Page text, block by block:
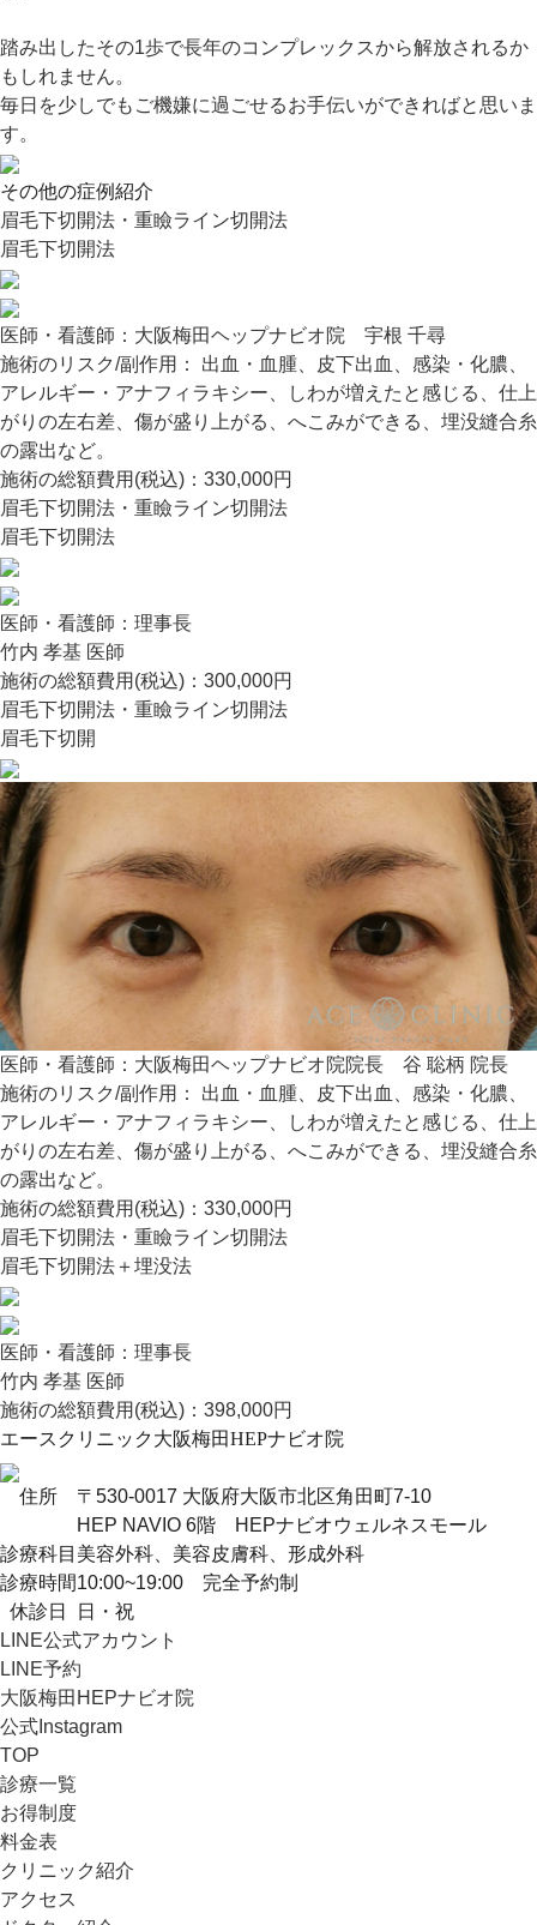
踏み出したその1歩で長年のコンプレックスから解放されるか
もしれません。
毎日を少しでもご機嫌に過ごせるお手伝いができればと思いま
す。
その他の症例紹介
眉毛下切開法・重瞼ライン切開法
眉毛下切開法
医師・看護師： 大阪梅田ヘップナビオ院 宇根 千尋
施術のリスク/副作用：
出血・血腫、皮下出血、感染・化膿、
アレルギー・アナフィラキシー、しわが増えたと感じる、仕上
がりの左右差、傷が盛り上がる、へこみができる、埋没縫合糸
の露出など。
施術の総額費用(税込)： 330,000円
眉毛下切開法・重瞼ライン切開法
眉毛下切開法
医師・看護師： 理事長
竹内 孝基 医師
施術の総額費用(税込)： 300,000円
眉毛下切開法・重瞼ライン切開法
眉毛下切開
医師・看護師： 大阪梅田ヘップナビオ院院長 谷 聡柄 院長
施術のリスク/副作用：
出血・血腫、皮下出血、感染・化膿、
アレルギー・アナフィラキシー、しわが増えたと感じる、仕上
がりの左右差、傷が盛り上がる、へこみができる、埋没縫合糸
の露出など。
施術の総額費用(税込)： 330,000円
眉毛下切開法・重瞼ライン切開法
眉毛下切開法＋埋没法
医師・看護師： 理事長
竹内 孝基 医師
施術の総額費用(税込)： 398,000円
エースクリニック大阪梅田HEPナビオ院
住所
〒530-0017 大阪府大阪市北区角田町7-10
HEP NAVIO 6階 HEPナビオウェルネスモール
診療科目 美容外科、美容皮膚科、形成外科
診療時間10:00~19:00 完全予約制
休診日
日・祝
LINE公式アカウント
LINE予約
大阪梅田HEPナビオ院
公式Instagram
TOP
診療一覧
お得制度
料金表
クリニック紹介
アクセス